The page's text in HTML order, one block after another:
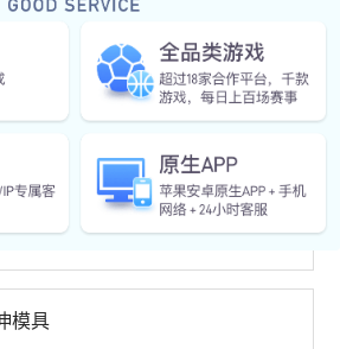
着对零件精度要求的不断提高以及
增长，三段式拉伸模具作为一种高
车、航···
模具
模具制造行业也在不断进步，其
作为一项重要的技术革新，在精密
模具